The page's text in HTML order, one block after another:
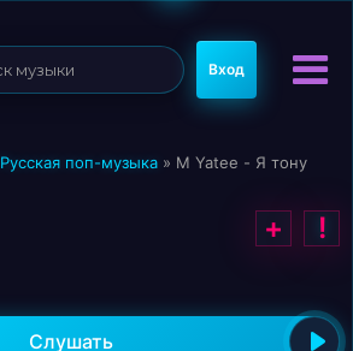
Вход
Русская поп-музыка » M Yatee - Я тону
+ !
Слушать